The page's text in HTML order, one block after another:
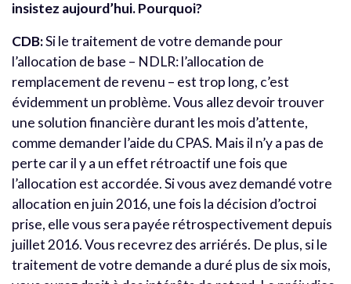
insistez aujourd’hui. Pourquoi?
CDB:Si le traitement de votre demande pour
l’allocation de base – NDLR: l’allocation de
remplacement de revenu – est trop long, c’est
évidemment un problème. Vous allez devoir trouver
une solution financière durant les mois d’attente,
comme demander l’aide du CPAS. Mais il n’y a pas de
perte car il y a un effet rétroactif une fois que
l’allocation est accordée. Si vous avez demandé votre
allocation en juin 2016, une fois la décision d’octroi
prise, elle vous sera payée rétrospectivement depuis
juillet 2016. Vous recevrez des arriérés. De plus, si le
traitement de votre demande a duré plus de six mois,